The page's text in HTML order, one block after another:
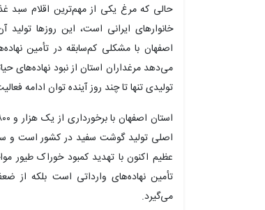
حالی که مرغ یکی از مهم‌ترین اقلام سبد
خانوارهای ایرانی است، این روزها تولید
اصفهان با مشکلی کم‌سابقه در تأمین
می‌دهد مرغداران استان از نبود نهاده‌های
تولیدی تنها تا چند روز آینده توان ادامه
اصلی تولید گوشت سفید در کشور است و
عظیم اکنون با تهدید کمبود خوراک طیور
تأمین نهاده‌های وارداتی است بلکه از
می‌گیرد.